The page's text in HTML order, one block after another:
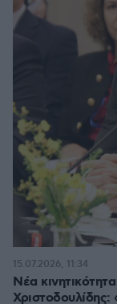
Νέα
Χριστοδουλίδης:
15.07.2026, 11:34